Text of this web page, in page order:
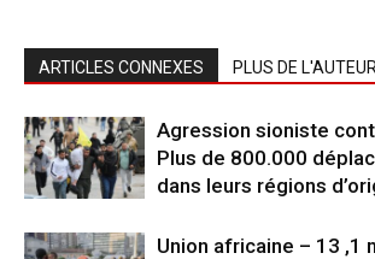
ARTICLES CONNEXES PLUS DE L'AUTEUR
Agression sioniste
Plus de 800.000
dans leurs régions
Union africaine – 13 ,1